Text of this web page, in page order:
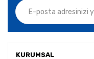
KURUMSAL